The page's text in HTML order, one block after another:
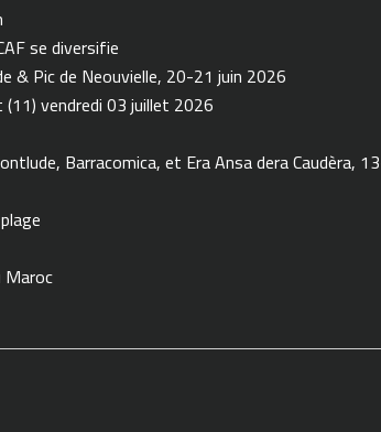
se diversifie
& Pic de Neouvielle, 20-21 juin 2026
vendredi 03 juillet 2026
Barracomica, et Era Ansa dera Caudèra,